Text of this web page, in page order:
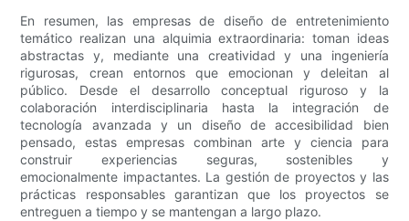
En resumen, las empresas de diseño de entretenimiento
temático realizan una alquimia extraordinaria: toman ideas
abstractas y, mediante una creatividad y una ingeniería
rigurosas, crean entornos que emocionan y deleitan al
público. Desde el desarrollo conceptual riguroso y la
colaboración interdisciplinaria hasta la integración de
tecnología avanzada y un diseño de accesibilidad bien
pensado, estas empresas combinan arte y ciencia para
construir experiencias seguras, sostenibles y
emocionalmente impactantes. La gestión de proyectos y las
prácticas responsables garantizan que los proyectos se
entreguen a tiempo y se mantengan a largo plazo.